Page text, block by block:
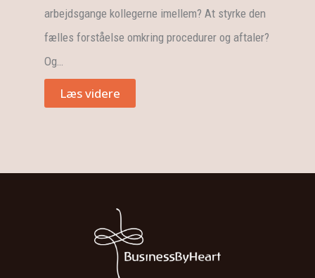
arbejdsgange kollegerne imellem? At styrke den
fælles forståelse omkring procedurer og aftaler?
Og…
Læs videre